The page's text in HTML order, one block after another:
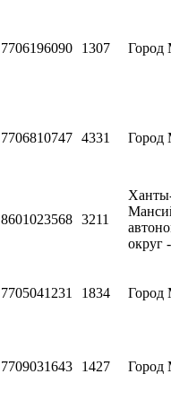
7706196090 1307 Город
7706810747 4331 Город
8601023568 3211
округ
7705041231 1834 Город
7709031643 1427 Город